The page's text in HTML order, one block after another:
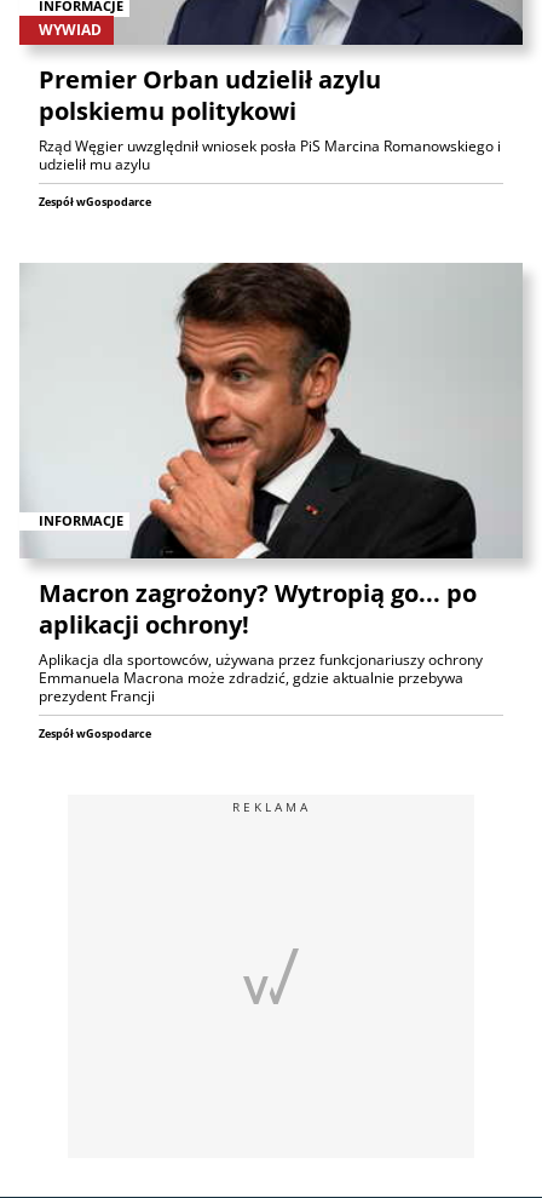
INFORMACJE
WYWIAD
Premier Orban udzielił azylu
polskiemu politykowi
Rząd Węgier uwzględnił wniosek posła PiS Marcina Romanowskiego i
udzielił mu azylu
Zespół wGospodarce
INFORMACJE
Macron zagrożony? Wytropią go... po
aplikacji ochrony!
Aplikacja dla sportowców, używana przez funkcjonariuszy ochrony
Emmanuela Macrona może zdradzić, gdzie aktualnie przebywa
prezydent Francji
Zespół wGospodarce
REKLAMA